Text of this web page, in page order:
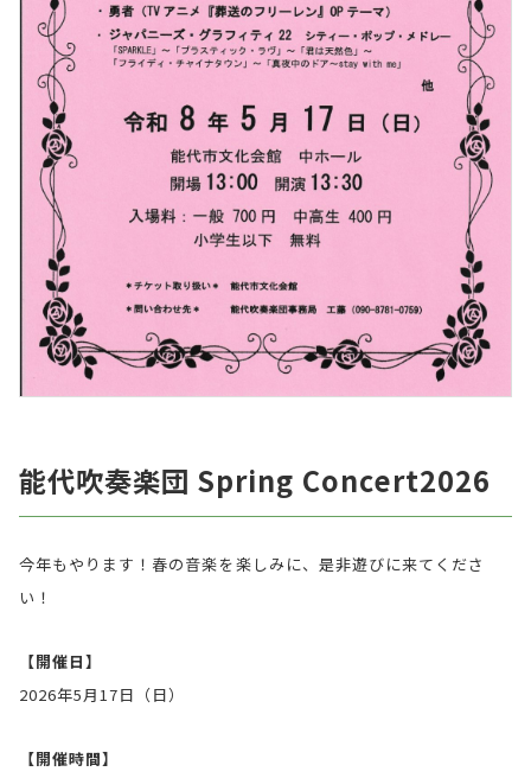
能代吹奏楽団 Spring Concert2026
今年もやります！春の音楽を楽しみに、是非遊びに来てくださ
い！
【開催日】
2026年5月17日（日）
【開催時間】